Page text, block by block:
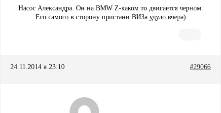
Насос Александра. Он на BMW Z-каком то двигается черном.
Его самого в сторону пристани ВИЗа удуло вчера)
24.11.2014 в 23:10 #29066